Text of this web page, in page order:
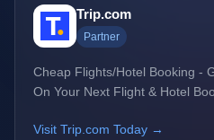
Trip.com
Partner
Cheap Flights/Hotel Booking -
On Your Next Flight & Hotel
Visit Trip.com Today →